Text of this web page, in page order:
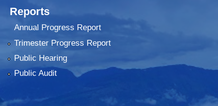
Reports
Annual Progress Report
Trimester Progress Report
Public Hearing
Public Audit